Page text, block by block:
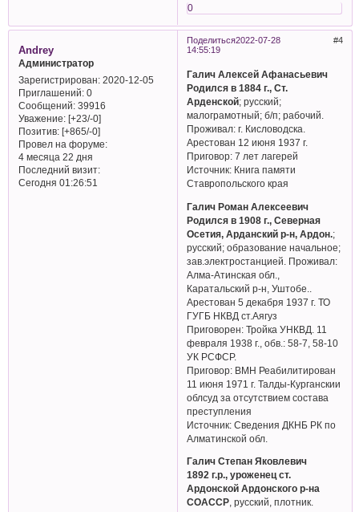
0
Поделиться 4
2022-07-28
14:55:19
Andrey
Администратор
Зарегистрирован: 2020-12-05
Приглашений:0
Сообщений:39916
Уважение: [+23/-0]
Позитив: [+865/-0]
Провел на форуме:
4 месяца 22 дня
Последний визит:
Сегодня 01:26:51
Галич Алексей Афанасьевич
Родился в 1884 г., Ст.
Арденской; русский;
малограмотный; б/п; рабочий.
Проживал: г. Кисловодска.
Арестован 12 июня 1937 г.
Приговор: 7 лет лагерей
Источник: Книга памяти
Ставропольского края
Галич Роман Алексеевич
Родился в 1908 г., Северная
Осетия, Арданский р-н, Ардон.;
русский; образование начальное;
зав.электростанцией. Проживал:
Алма-Атинская обл.,
Каратальский р-н, Уштобе..
Арестован 5 декабря 1937 г. ТО
ГУГБ НКВД ст.Аягуз
Приговорен: Тройка УНКВД. 11
февраля 1938 г., обв.: 58-7, 58-10
УК РСФСР.
Приговор: ВМН Реабилитирован
11 июня 1971 г. Талды-Курганскии
облсуд за отсутствием состава
преступления
Источник: Сведения ДКНБ РК по
Алматинской обл.
Галич Степан Яковлевич
1892 г.р., уроженец ст.
Ардонской Ардонского р-на
СОАССР , русский, плотник.